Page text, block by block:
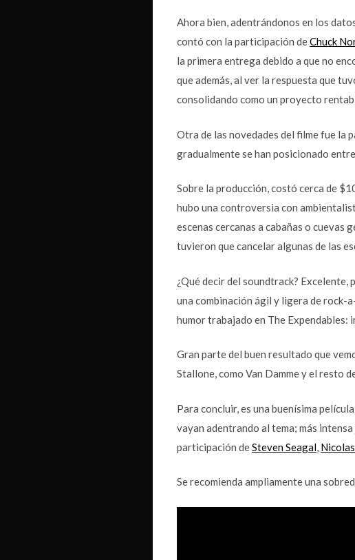
Ahora bien, adentrándonos en los
contó con la participación deChuck
la primera entrega debido a que no
que además, al ver la respuesta que
consolidando como un proyecto
Otra de las novedades del filme fue la
gradualmente se han posicionado
Sobre la producción, costó cerca de
hubo una controversia con
escenas cercanas a cabañas o cuevas
tuvieron que cancelar algunas de las
¿Qué decir del soundtrack? Excelente,
una combinación ágil y ligera de rock-
humor trabajado en The Expendables:
Gran parte del buen resultado que
Stallone, como Van Damme y el resto
Para concluir, es una buenísima
vayan adentrando al tema; más
participación deSteven Seagal,
Se recomienda ampliamente una